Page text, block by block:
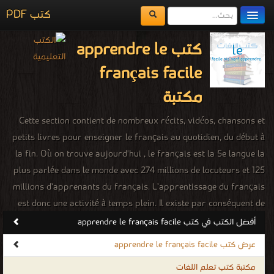
كتب PDF
مكتبة الكتب
المكتبات
يُقرأ حالياً
اضف كتاب
كتب apprendre le
français facile
مكتبة
Cette section contient de nombreux récits, vidéos, chansons et
petits livres pour enseigner le français au quotidien, du début à
la fin. Où on trouve aujourd'hui , le français est la 5e langue la
plus parlée dans le monde avec 274 millions de locuteurs et 125
millions d’apprenants du français. L’apprentissage du français
est donc une activité à temps plein. Il existe par conséquent de
nombreuses méthodes d’apprentissage du français dont la plus
courante est bien évidemment l’inscription à des cours de
français dans une école de langue, ou la réalisation d’un séjour
linguistique en immersion en France ou dans un pays
أفضل الكتب في كتب apprendre le français facile
عرض كتب apprendre le français facile
مكتبة كتب تعلم اللغات